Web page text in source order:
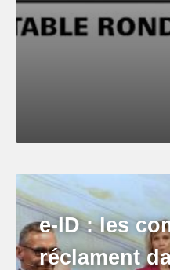
e-ID : les
réclament